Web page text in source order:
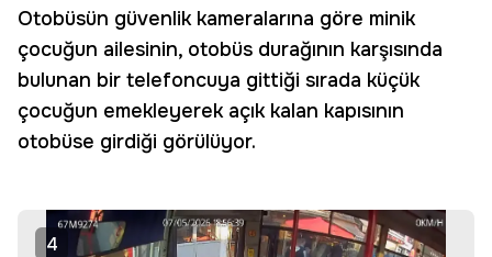
Otobüsün güvenlik kameralarına göre minik
çocuğun ailesinin, otobüs durağının karşısında
bulunan bir telefoncuya gittiği sırada küçük
çocuğun emekleyerek açık kalan kapısının
otobüse girdiği görülüyor.
4